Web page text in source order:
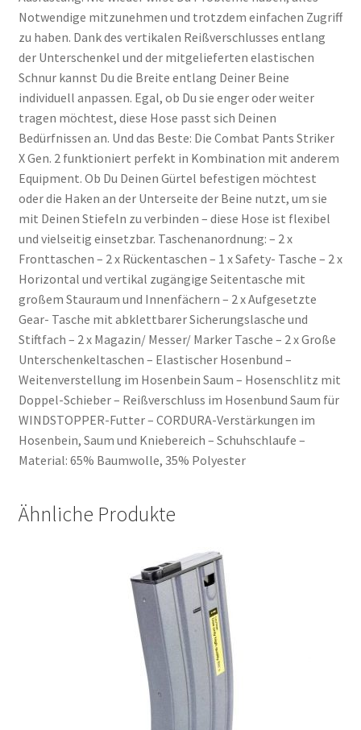
Notwendige mitzunehmen und trotzdem einfachen Zugriff
zu haben. Dank des vertikalen Reißverschlusses entlang
der Unterschenkel und der mitgelieferten elastischen
Schnur kannst Du die Breite entlang Deiner Beine
individuell anpassen. Egal, ob Du sie enger oder weiter
tragen möchtest, diese Hose passt sich Deinen
Bedürfnissen an. Und das Beste: Die Combat Pants Striker
X Gen. 2 funktioniert perfekt in Kombination mit anderem
Equipment. Ob Du Deinen Gürtel befestigen möchtest
oder die Haken an der Unterseite der Beine nutzt, um sie
mit Deinen Stiefeln zu verbinden – diese Hose ist flexibel
und vielseitig einsetzbar. Taschenanordnung: – 2 x
Fronttaschen – 2 x Rückentaschen – 1 x Safety- Tasche – 2 x
Horizontal und vertikal zugängige Seitentasche mit
großem Stauraum und Innenfächern – 2 x Aufgesetzte
Gear- Tasche mit abklettbarer Sicherungslasche und
Stiftfach – 2 x Magazin/ Messer/ Marker Tasche – 2 x Große
Unterschenkeltaschen – Elastischer Hosenbund –
Weitenverstellung im Hosenbein Saum – Hosenschlitz mit
Doppel-Schieber – Reißverschluss im Hosenbund Saum für
WINDSTOPPER-Futter – CORDURA-Verstärkungen im
Hosenbein, Saum und Kniebereich – Schuhschlaufe –
Material: 65% Baumwolle, 35% Polyester
Ähnliche Produkte